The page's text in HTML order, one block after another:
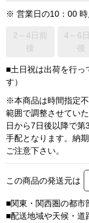
※ 営業日の10：00 時
2～4日前
後
4～6
後
■土日祝は出荷を行っ
す）
※本商品は時間指定
範囲で調整させてい
日から7日後以降で
手配となります。納
ご注意下さい。
この商品の発送元は
■関東・関西圏の都市
■配送地域や天候・道